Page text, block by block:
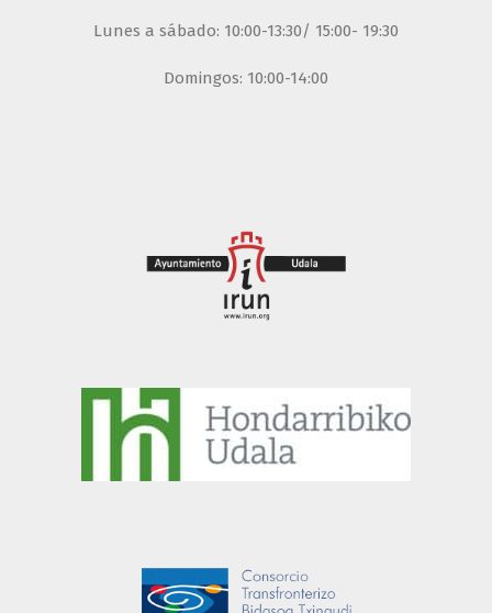
Lunes a sábado: 10:00-13:30/ 15:00- 19:30
Domingos: 10:00-14:00